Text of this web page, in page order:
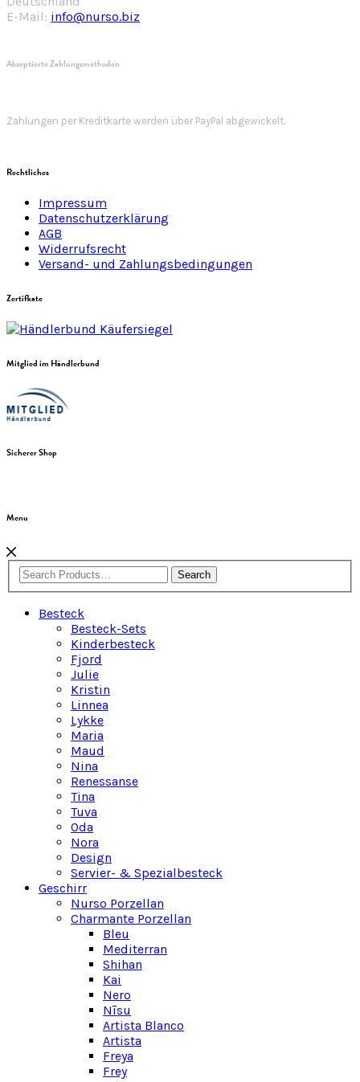
E-Mail: info@nurso.biz
Akzeptierte Zahlungsmethoden
Zahlungen per Kreditkarte werden über PayPal abgewickelt.
Rechtliches
Impressum
Datenschutzerklärung
AGB
Widerrufsrecht
Versand- und Zahlungsbedingungen
Zertifkate
Mitglied im Händlerbund
Sicherer Shop
Menu
Search
Besteck
Besteck-Sets
Kinderbesteck
Fjord
Julie
Kristin
Linnea
Lykke
Maria
Maud
Nina
Renessanse
Tina
Tuva
Oda
Nora
Design
Servier- & Spezialbesteck
Geschirr
Nurso Porzellan
Charmante Porzellan
Bleu
Mediterran
Shihan
Kai
Nero
Nīsu
Artista Blanco
Artista
Freya
Frey